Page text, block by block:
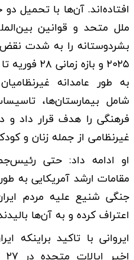
افتاده‌اند. آن‌ها با تحمیل
ملل متحد و قوانین
بشردوستانه را به شدت
به طور عامدانه
شامل بیمارستان‌ها،
غیرنظامی از جمله زنان و
او ادامه داد: حتی
مقامات ارشد آمریکایی به
جنگی شنیع علیه مردم
اعتراف کرده و به آن‌ها
ایروانی با تاکید براینکه